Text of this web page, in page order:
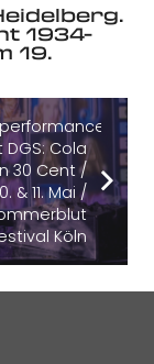
1934-
19.
DGS: Cola
30 Cent /
& 11. Mai /
Köln